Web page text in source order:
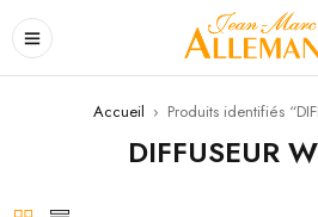
Accueil › Produits identifiés
DIFFUSEUR